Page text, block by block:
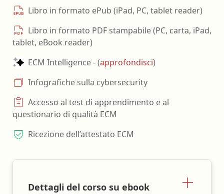
Libro in formato ePub (iPad, PC, tablet reader)
Libro in formato PDF stampabile (PC, carta, iPad,
tablet, eBook reader)
ECM Intelligence - (approfondisci)
Infografiche sulla cybersecurity
Accesso al test di apprendimento e al
questionario di qualità ECM
Ricezione dell’attestato ECM
Dettagli del corso su ebook